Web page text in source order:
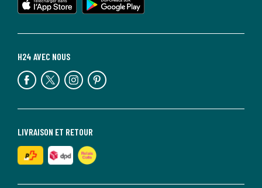
LIVRAISON ET RETOUR
H24 AVEC NOUS